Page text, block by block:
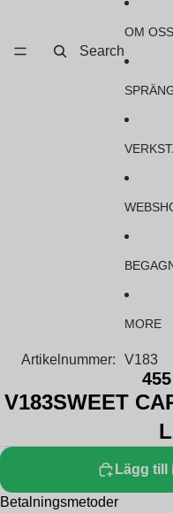
Search
OM OSS
MORE
Artikelnummer: V183
V183SWEET
Lägg till
Betalningsmetoder